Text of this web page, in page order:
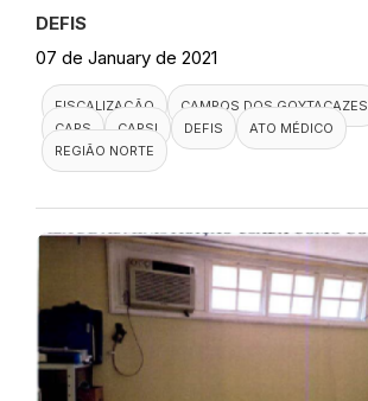
DEFIS
07 de January de 2021
FISCALIZAÇÃO
CAMPOS DOS GOYTACAZES
CAPS
CAPSI DEFIS
ATO MÉDICO
REGIÃO NORTE